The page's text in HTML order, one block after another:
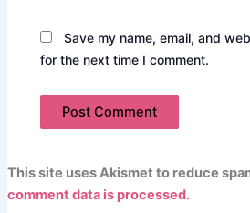
Save my name, email, and
for the next time I comment.
This site uses Akismet to reduce
comment data is processed.